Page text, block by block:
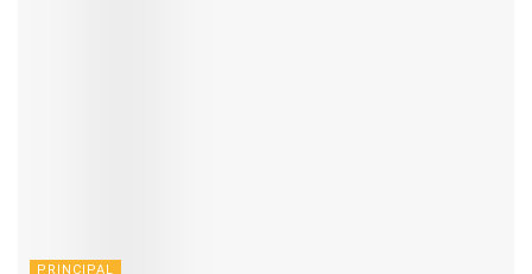
PRINCIPAL